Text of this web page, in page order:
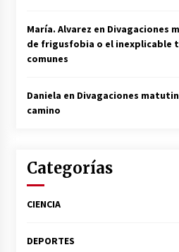
María. Alvarez en Divagaciones
de frigusfobia o el inexplicable
comunes
Daniela en Divagaciones
camino
Categorías
CIENCIA
DEPORTES